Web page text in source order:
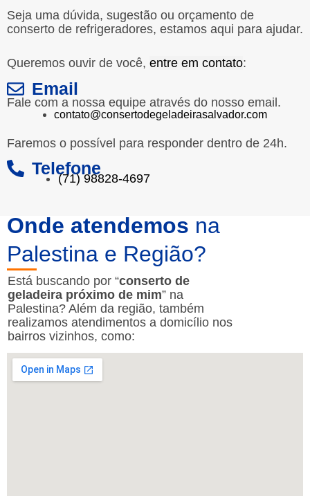
Seja uma dúvida, sugestão ou orçamento de
conserto de refrigeradores, estamos aqui para ajudar.
Queremos ouvir de você, entre em contato:
Email
Fale com a nossa equipe através do nosso email.
contato@consertodegeladeirasalvador.com
Faremos o possível para responder dentro de 24h.
Telefone
(71) 98828-4697
Onde atendemos na
Palestina e Região?
Está buscando por “conserto de
geladeira próximo de mim” na
Palestina? Além da região, também
realizamos atendimentos a domicílio nos
bairros vizinhos, como: